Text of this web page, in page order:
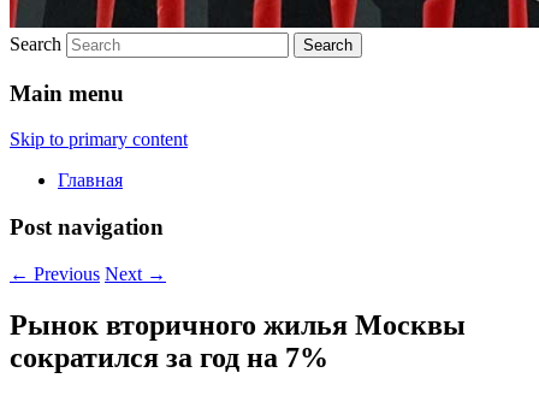
Search
Main menu
Skip to primary content
Главная
Post navigation
← Previous Next →
Рынок вторичного жилья Москвы
сократился за год на 7%